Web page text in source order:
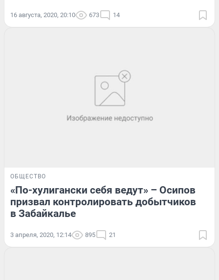
16 августа, 2020, 20:10 673 14
ОБЩЕСТВО
«По-хулигански себя ведут» – Осипов
призвал контролировать добытчиков
в Забайкалье
3 апреля, 2020, 12:14 895 21